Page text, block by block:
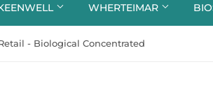
WHERTEIMAR
- Biological Concentrated